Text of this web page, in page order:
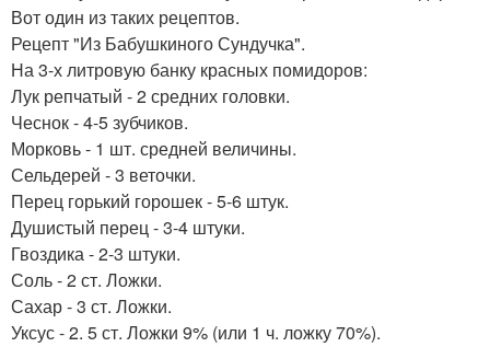
Вот один из таких рецептов.
Рецепт "Из Бабушкиного Сундучка".
На 3-х литровую банку красных помидоров:
Лук репчатый - 2 средних головки.
Чеснок - 4-5 зубчиков.
Морковь - 1 шт. средней величины.
Сельдерей - 3 веточки.
Перец горький горошек - 5-6 штук.
Душистый перец - 3-4 штуки.
Гвоздика - 2-3 штуки.
Соль - 2 ст. Ложки.
Сахар - 3 ст. Ложки.
Уксус - 2. 5 ст. Ложки 9% (или 1 ч. ложку 70%).